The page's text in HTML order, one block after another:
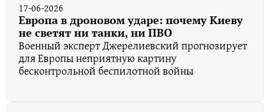
17-06-2026
Европа в дроновом ударе: почему Киеву
не светят ни танки, ни ПВО
Военный эксперт Джерелиевский прогнозирует
для Европы неприятную картину
бесконтрольной беспилотной войны